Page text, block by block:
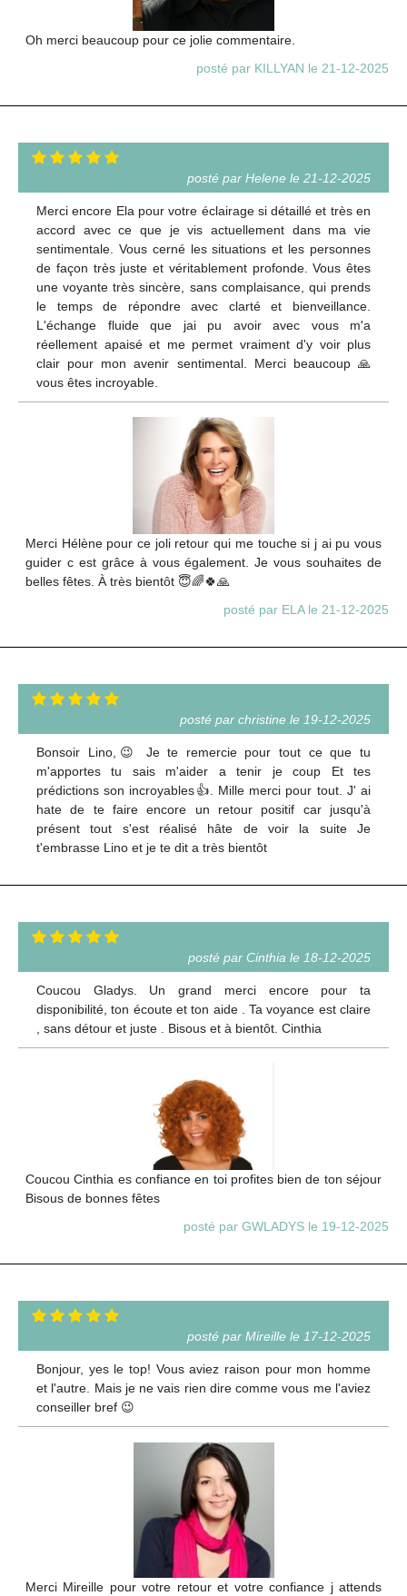
Oh merci beaucoup pour ce jolie commentaire.
posté par KILLYAN le 21-12-2025
posté par Helene le 21-12-2025
Merci encore Ela pour votre éclairage si détaillé et très en
accord avec ce que je vis actuellement dans ma vie
sentimentale. Vous cerné les situations et les personnes
de façon très juste et véritablement profonde. Vous êtes
une voyante très sincère, sans complaisance, qui prends
le temps de répondre avec clarté et bienveillance.
L'échange fluide que jai pu avoir avec vous m'a
réellement apaisé et me permet vraiment d'y voir plus
clair pour mon avenir sentimental. Merci beaucoup 🙏
vous êtes incroyable.
Merci Hélène pour ce joli retour qui me touche si j ai pu vous
guider c est grâce à vous également. Je vous souhaites de
belles fêtes. À très bientôt 😇🌈🍀🙏
posté par ELA le 21-12-2025
posté par christine le 19-12-2025
Bonsoir Lino,😉 Je te remercie pour tout ce que tu
m'apportes tu sais m'aider a tenir je coup Et tes
prédictions son incroyables👍. Mille merci pour tout. J' ai
hate de te faire encore un retour positif car jusqu'à
présent tout s'est réalisé hâte de voir la suite Je
t'embrasse Lino et je te dit a très bientôt
posté par Cinthia le 18-12-2025
Coucou Gladys. Un grand merci encore pour ta
disponibilité, ton écoute et ton aide . Ta voyance est claire
, sans détour et juste . Bisous et à bientôt. Cinthia
Coucou Cinthia es confiance en toi profites bien de ton séjour
Bisous de bonnes fêtes
posté par GWLADYS le 19-12-2025
posté par Mireille le 17-12-2025
Bonjour, yes le top! Vous aviez raison pour mon homme
et l'autre. Mais je ne vais rien dire comme vous me l'aviez
conseiller bref 😉
Merci Mireille pour votre retour et votre confiance j attends